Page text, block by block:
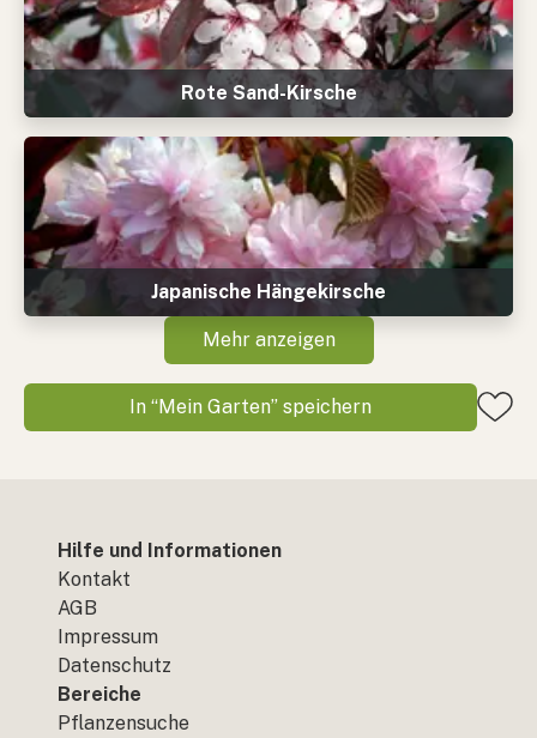
Rote Sand-Kirsche
Japanische Hängekirsche
Mehr anzeigen
In “Mein Garten” speichern
Hilfe und Informationen
Kontakt
AGB
Impressum
Datenschutz
Bereiche
Pflanzensuche